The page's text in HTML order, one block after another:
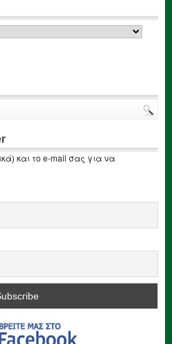
και το e-mail σας για να